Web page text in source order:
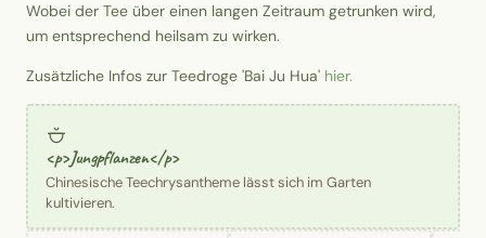
Wobei der Tee über einen langen Zeitraum getrunken wird,
um entsprechend heilsam zu wirken.
Zusätzliche Infos zur Teedroge 'Bai Ju Hua' hier.
<p>Jungpflanzen</p>
Chinesische Teechrysantheme lässt sich im Garten
kultivieren.